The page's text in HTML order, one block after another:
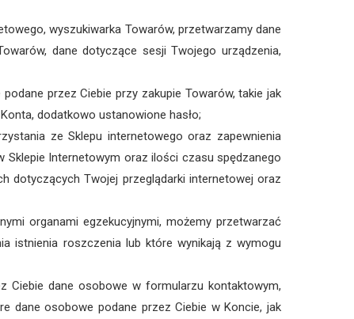
wyszukiwarka Towarów, przetwarzamy dane
dane dotyczące sesji Twojego urządzenia,
przez Ciebie przy zakupie Towarów, takie jak
dodatkowo ustanowione hasło;
ze Sklepu internetowego oraz zapewnienia
Internetowym oraz ilości czasu spędzanego
dotyczących Twojej przeglądarki internetowej oraz
organami egzekucyjnymi, możemy przetwarzać
istnienia roszczenia lub które wynikają z wymogu
Ciebie dane osobowe w formularzu kontaktowym,
dane osobowe podane przez Ciebie w Koncie, jak